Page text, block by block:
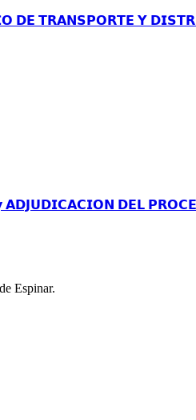
𝗗𝗘 𝗧𝗥𝗔𝗡𝗦𝗣𝗢𝗥𝗧𝗘 𝗬
𝗔𝗗𝗝𝗨𝗗𝗜𝗖𝗔𝗖𝗜𝗢𝗡 𝗗𝗘𝗟
Espinar.